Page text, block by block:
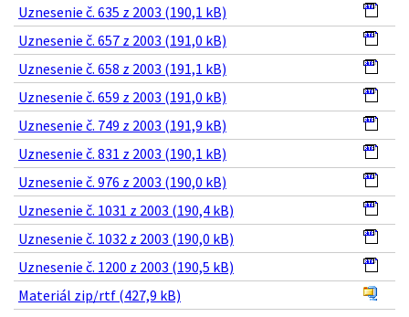
Uznesenie č. 635 z 2003 (190,1 kB)
Uznesenie č. 657 z 2003 (191,0 kB)
Uznesenie č. 658 z 2003 (191,1 kB)
Uznesenie č. 659 z 2003 (191,0 kB)
Uznesenie č. 749 z 2003 (191,9 kB)
Uznesenie č. 831 z 2003 (190,1 kB)
Uznesenie č. 976 z 2003 (190,0 kB)
Uznesenie č. 1031 z 2003 (190,4 kB)
Uznesenie č. 1032 z 2003 (190,0 kB)
Uznesenie č. 1200 z 2003 (190,5 kB)
Materiál zip/rtf (427,9 kB)